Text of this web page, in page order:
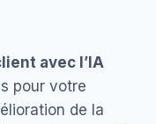
avec l’IA
pour votre
de la